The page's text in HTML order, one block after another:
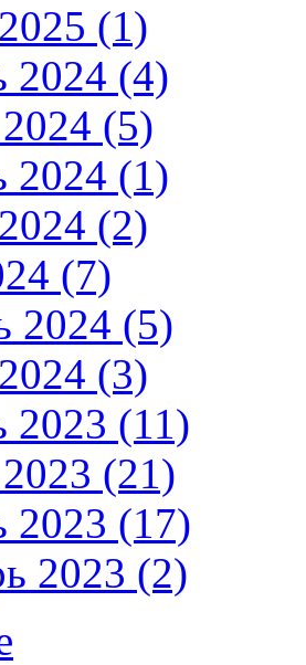
(1)
2024 (4)
(5)
2024 (1)
(2)
(7)
2024 (5)
(3)
2023 (11)
(21)
2023 (17)
2023 (2)